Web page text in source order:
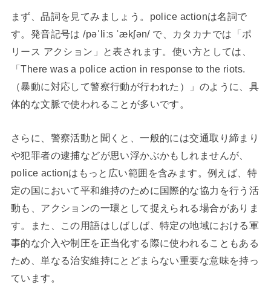
まず、品詞を見てみましょう。police actionは名詞で
す。発音記号は /pəˈliːs ˈækʃən/ で、カタカナでは「ポ
リース アクション」と表されます。使い方としては、
「There was a police action in response to the riots.
（暴動に対応して警察行動が行われた）」のように、具
体的な文脈で使われることが多いです。
さらに、警察活動と聞くと、一般的には交通取り締まり
や犯罪者の逮捕などが思い浮かぶかもしれませんが、
police actionはもっと広い範囲を含みます。例えば、特
定の国において平和維持のために国際的な協力を行う活
動も、アクションの一環として捉えられる場合がありま
す。また、この用語はしばしば、特定の地域における軍
事的な介入や制圧を正当化する際に使われることもある
ため、単なる治安維持にとどまらない重要な意味を持っ
ています。